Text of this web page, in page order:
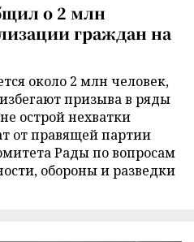
о 2 млн
граждан на
около 2 млн человек,
призыва в ряды
острой нехватки
от правящей партии
Рады по вопросам
обороны и разведки